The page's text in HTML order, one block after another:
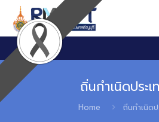
ถิ่นกำเนิดประเ
Home ถิ่นกำเนิดป